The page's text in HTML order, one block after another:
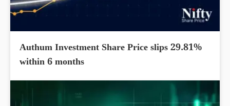
Authum Investment Share Price slips 29.81%
within 6 months